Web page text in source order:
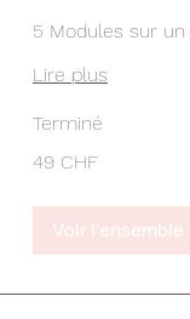
5 Modules sur
Lire plus
Terminé
francs
49 CHF
Voir l'ensemble